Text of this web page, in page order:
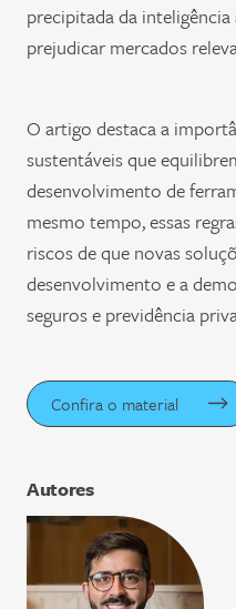
Autores
precipitada da
prejudicar mercados
O artigo destaca a
sustentáveis que
desenvolvimento de
mesmo tempo, essas
riscos de que novas
desenvolvimento e a
seguros e previdência
Confira o material